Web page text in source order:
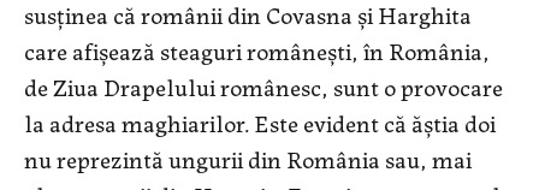
susținea că românii din Covasna și Harghita
care afișează steaguri românești, în România,
de Ziua Drapelului românesc, sunt o provocare
la adresa maghiarilor. Este evident că ăștia doi
nu reprezintă ungurii din România sau, mai